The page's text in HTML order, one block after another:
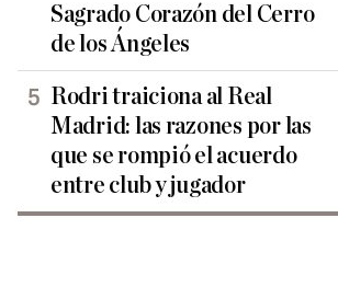
Sagrado Corazón del Cerro
de los Ángeles
Rodri traiciona al Real
Madrid: las razones por las
que se rompió el acuerdo
entre club y jugador